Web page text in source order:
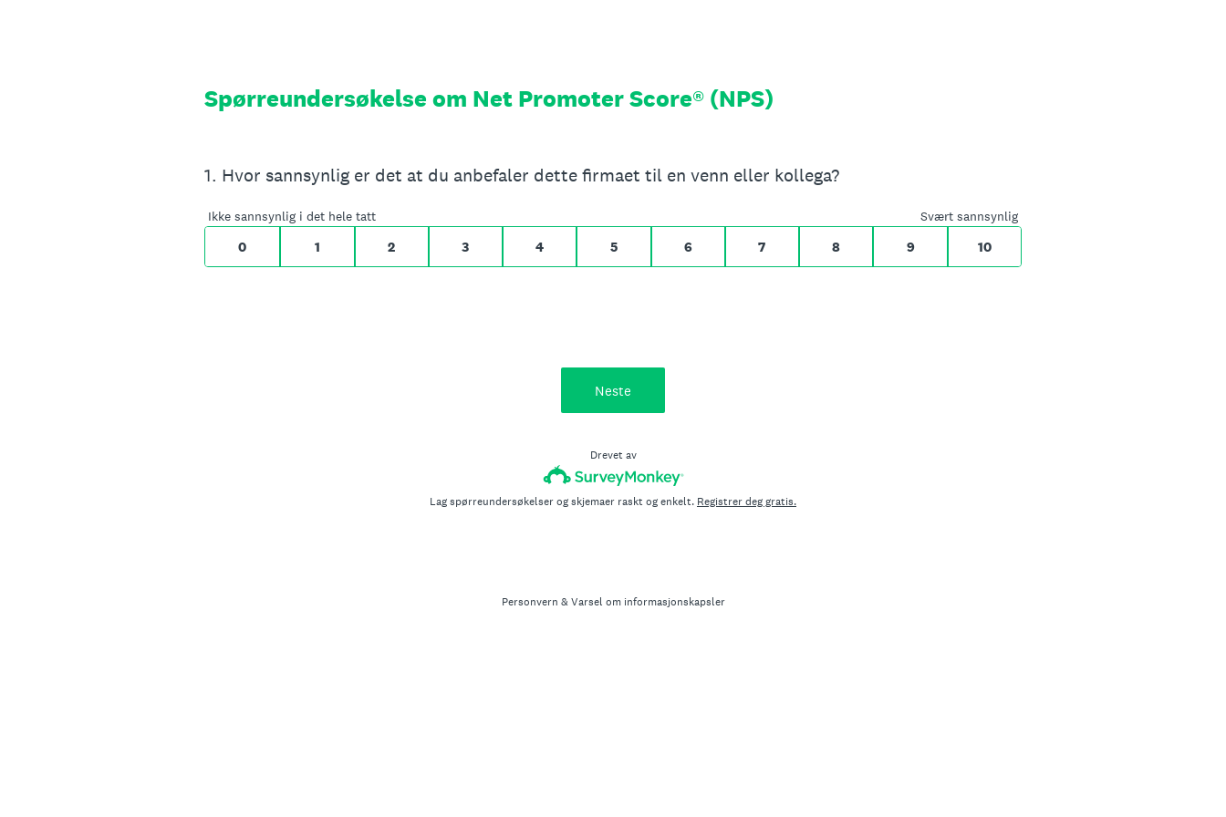
Spørreundersøkelse om Net Promoter Score® (NPS)
1. På en skala fra 0 til 10,
Hvor sannsynlig er det at du anbefaler dette firmaet til en venn eller kollega?
Ikke sannsynlig i det hele tatt Svært sannsynlig
0 1 2 3 4 5 6 7 8 9 10
Neste
Drevet av
Lag spørreundersøkelser og skjemaer raskt og enkelt. Registrer deg gratis.
Personvern & Varsel om informasjonskapsler